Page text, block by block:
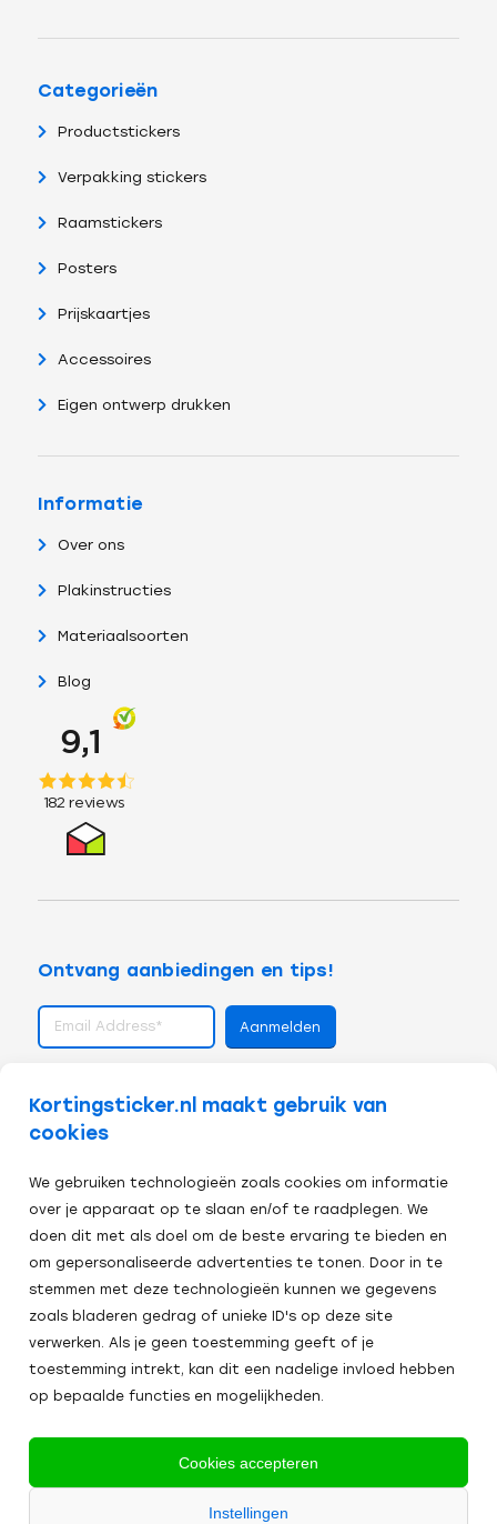
Kortingsticker.nl maakt gebruik van
cookies
We gebruiken technologieën zoals cookies om informatie
over je apparaat op te slaan en/of te raadplegen. We
doen dit met als doel om de beste ervaring te bieden en
om gepersonaliseerde advertenties te tonen. Door in te
stemmen met deze technologieën kunnen we gegevens
zoals bladeren gedrag of unieke ID's op deze site
verwerken. Als je geen toestemming geeft of je
toestemming intrekt, kan dit een nadelige invloed hebben
op bepaalde functies en mogelijkheden.
Cookies accepteren
Instellingen
Categorieën
Productstickers
Verpakking stickers
Raamstickers
Posters
Prijskaartjes
Accessoires
Eigen ontwerp drukken
Informatie
Over ons
Plakinstructies
Materiaalsoorten
Blog
Ontvang aanbiedingen en tips!